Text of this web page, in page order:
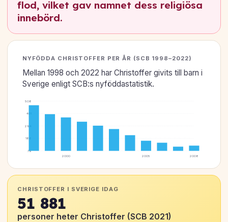
flod, vilket gav namnet dess religiösa
innebörd.
NYFÖDDA CHRISTOFFER PER ÅR (SCB 1998–2022)
Mellan 1998 och 2022 har Christoffer givits till barn i
Sverige enligt SCB:s nyföddastatistik.
79
186
294
401
508
2000 2005 2008
CHRISTOFFER I SVERIGE IDAG
51 881
personer heter Christoffer (SCB 2021)